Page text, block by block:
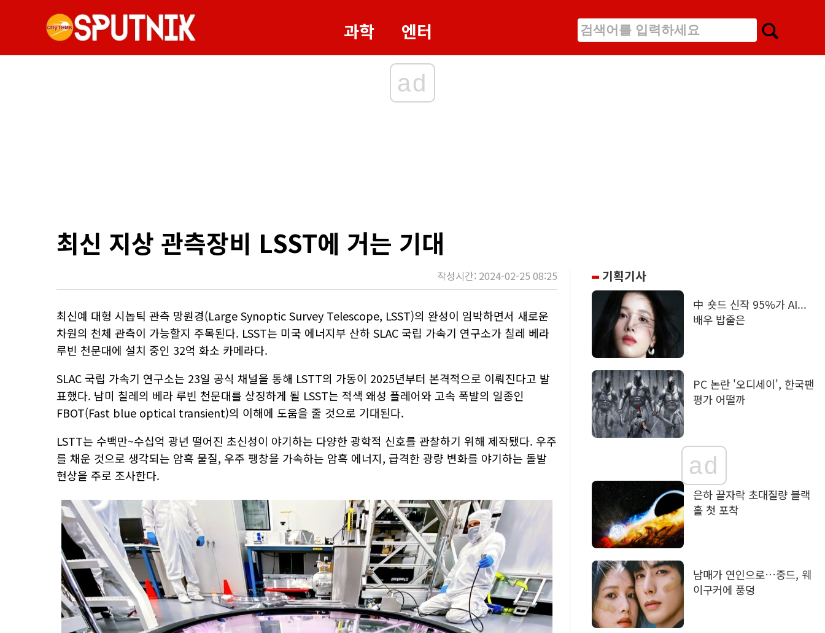
과학 엔터
ad
최신 지상 관측장비 LSST에 거는 기대
작성시간: 2024-02-25 08:25
최신예 대형 시놉틱 관측 망원경(Large Synoptic Survey Telescope, LSST)의 완성이 임박하면서 새로운
차원의 천체 관측이 가능할지 주목된다. LSST는 미국 에너지부 산하 SLAC 국립 가속기 연구소가 칠레 베라
루빈 천문대에 설치 중인 32억 화소 카메라다.
SLAC 국립 가속기 연구소는 23일 공식 채널을 통해 LSTT의 가동이 2025년부터 본격적으로 이뤄진다고 발
표했다. 남미 칠레의 베라 루빈 천문대를 상징하게 될 LSST는 적색 왜성 플레어와 고속 폭발의 일종인
FBOT(Fast blue optical transient)의 이해에 도움을 줄 것으로 기대된다.
LSTT는 수백만~수십억 광년 떨어진 초신성이 야기하는 다양한 광학적 신호를 관찰하기 위해 제작됐다. 우주
를 채운 것으로 생각되는 암흑 물질, 우주 팽창을 가속하는 암흑 에너지, 급격한 광량 변화를 야기하는 돌발
현상을 주로 조사한다.
기획기사
中 숏드 신작 95%가 AI...
배우 밥줄은
PC 논란 '오디세이', 한국팬
평가 어떨까
ad
은하 끝자락 초대질량 블랙
홀 첫 포착
남매가 연인으로…중드, 웨
이구커에 풍덩